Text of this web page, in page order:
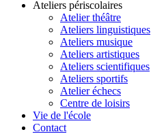
Ateliers périscolaires
Atelier théâtre
Ateliers linguistiques
Ateliers musique
Ateliers artistiques
Ateliers scientifiques
Ateliers sportifs
Atelier échecs
Centre de loisirs
Vie de l'école
Contact